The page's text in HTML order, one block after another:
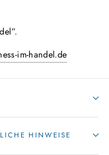
im-handel.de
HINWEISE